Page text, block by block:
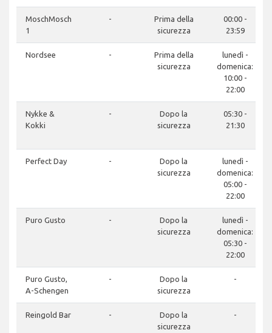
MoschMosch
1
-
Prima della
sicurezza
00:00 -
23:59
Nordsee -
Prima della
sicurezza
lunedì -
domenica:
10:00 -
22:00
Nykke &
Kokki
-
Dopo la
sicurezza
05:30 -
21:30
Perfect Day -
Dopo la
sicurezza
lunedì -
domenica:
05:00 -
22:00
Puro Gusto -
Dopo la
sicurezza
lunedì -
domenica:
05:30 -
22:00
Puro Gusto,
A-Schengen
-
Dopo la
sicurezza
-
Reingold Bar -
Dopo la
sicurezza
-